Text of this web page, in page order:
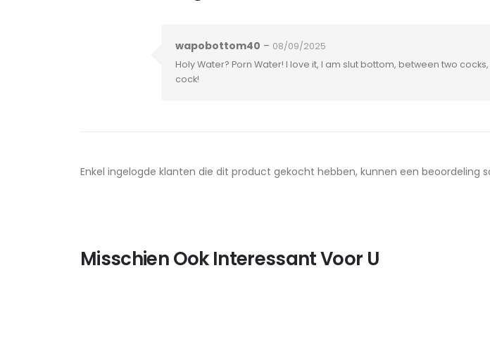
wapobottom40 – 08/09/2025
Holy Water? Porn Water! I love it, I am slut bottom, between two
cock!
Enkel ingelogde klanten die dit product gekocht hebben, kunnen een beoordeling
Misschien Ook Interessant Voor U